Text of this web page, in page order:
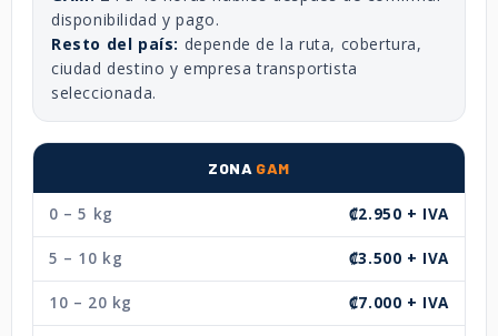
disponibilidad y pago.
Resto del país: depende de la ruta, cobertura,
ciudad destino y empresa transportista
seleccionada.
ZONA GAM
0 – 5 kg ₡2.950 + IVA
5 – 10 kg ₡3.500 + IVA
10 – 20 kg ₡7.000 + IVA